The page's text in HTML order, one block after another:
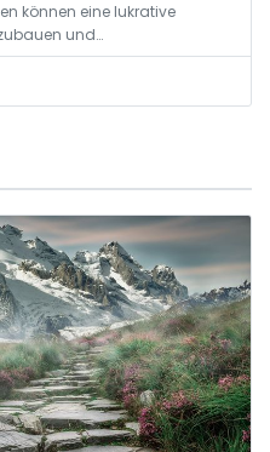
können eine lukrative
und…